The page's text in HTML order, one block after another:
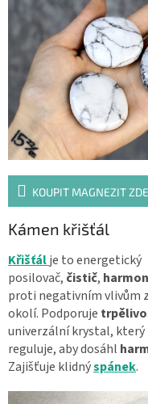
KOUPIT MAGNEZIT
Kámen křišťál
Křišťálje to energetický
posilovač, čistič,
proti negativním vlivům z
okolí. Podporuje
univerzální krystal, který
reguluje, aby dosáhl
Zajišťuje klidnýspánek.